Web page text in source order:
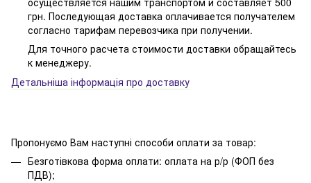
грн. Последующая доставка оплачивается получателем
согласно тарифам перевозчика при получении.
Для точного расчета стоимости доставки обращайтесь
к менеджеру.
Детальніша інформація про доставку
Пропонуємо Вам наступні способи оплати за товар:
Безготівкова форма оплати: оплата на р/р (ФОП без
ПДВ);